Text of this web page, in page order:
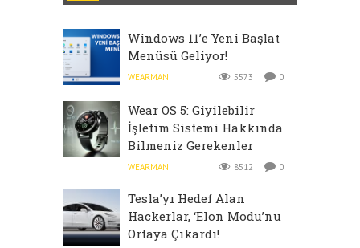
Windows 11’e Yeni Başlat
Menüsü Geliyor!
WEARMAN 5573 0
Wear OS 5: Giyilebilir
İşletim Sistemi Hakkında
Bilmeniz Gerekenler
WEARMAN 8512 0
Tesla’yı Hedef Alan
Hackerlar, ‘Elon Modu’nu
Ortaya Çıkardı!